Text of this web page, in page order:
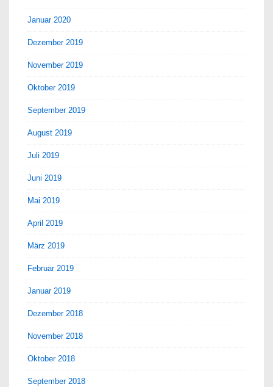
Januar 2020
Dezember 2019
November 2019
Oktober 2019
September 2019
August 2019
Juli 2019
Juni 2019
Mai 2019
April 2019
März 2019
Februar 2019
Januar 2019
Dezember 2018
November 2018
Oktober 2018
September 2018